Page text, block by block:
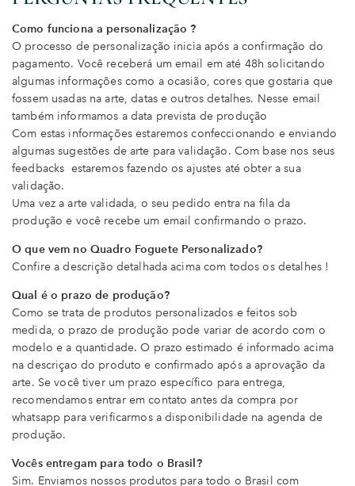
Como funciona a personalização ?
O processo de personalização inicia após a confirmação do
pagamento. Você receberá um email em até 48h solicitando
algumas informações como a ocasião, cores que gostaria que
fossem usadas na arte, datas e outros detalhes. Nesse email
também informamos a data prevista de produção
Com estas informações estaremos confeccionando e enviando
algumas sugestões de arte para validação. Com base nos seus
feedbacks estaremos fazendo os ajustes até obter a sua
validação.
Uma vez a arte validada, o seu pedido entra na fila da
produção e você recebe um email confirmando o prazo.
O que vem no Quadro Foguete Personalizado?
Confire a descrição detalhada acima com todos os detalhes !
Qual é o prazo de produção?
Como se trata de produtos personalizados e feitos sob
medida, o prazo de produção pode variar de acordo com o
modelo e a quantidade. O prazo estimado é informado acima
na descriçao do produto e confirmado após a aprovação da
arte. Se você tiver um prazo específico para entrega,
recomendamos entrar em contato antes da compra por
whatsapp para verificarmos a disponibilidade na agenda de
produção.
Vocês entregam para todo o Brasil?
Sim. Enviamos nossos produtos para todo o Brasil com